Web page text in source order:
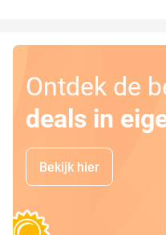
Ontdek de
deals in
Bekijk hier